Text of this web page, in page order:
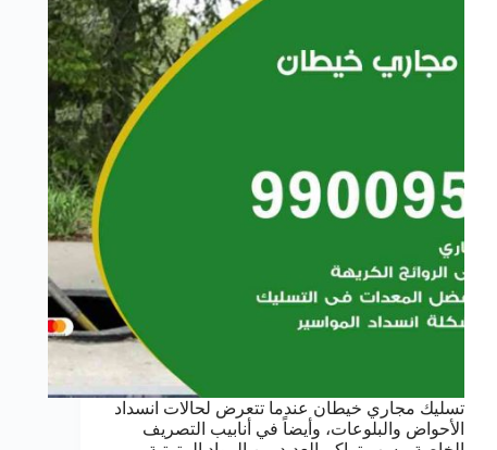
تسليك مجاري خيطان عندما تتعرض لحالات انسداد
الأحواض والبلوعات، وأيضاً في أنابيب التصريف